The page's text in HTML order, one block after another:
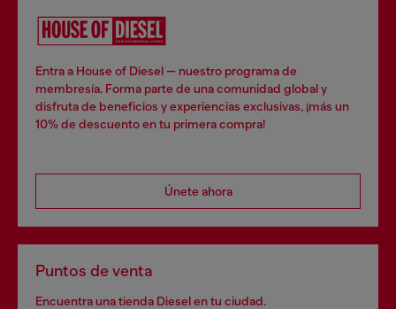
Entra a House of Diesel — nuestro programa de
membresía. Forma parte de una comunidad global y
disfruta de beneficios y experiencias exclusivas, ¡más un
10% de descuento en tu primera compra!
Únete ahora
Puntos de venta
Encuentra una tienda Diesel en tu ciudad.